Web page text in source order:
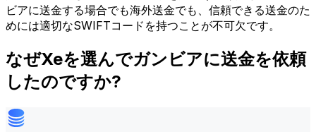
ビアに送金する場合でも海外送金でも、信頼できる送金のた
めには適切なSWIFTコードを持つことが不可欠です。
なぜXeを選んでガンビアに送金を依頼
したのですか?